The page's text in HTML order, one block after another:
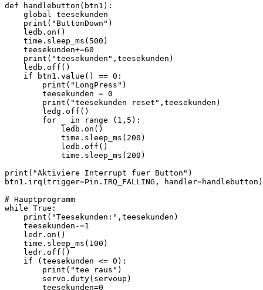
def handlebutton(btn1):
    global teesekunden
    print("ButtonDown")
    ledb.on()
    time.sleep_ms(500)
    teesekunden+=60
    print("teesekunden",teesekunden)
    ledb.off()
    if btn1.value() == 0:
        print("LongPress")
        teesekunden = 0
        print("teesekunden reset",teesekunden)
        ledg.off()
        for _ in range (1,5):
            ledb.on()
            time.sleep_ms(200)
            ledb.off()
            time.sleep_ms(200)
print("Aktiviere Interrupt fuer Button")
btn1.irq(trigger=Pin.IRQ_FALLING, handler=handlebutton)
# Hauptprogramm
while True:
    print("Teesekunden:",teesekunden)
    teesekunden-=1
    ledr.on()
    time.sleep_ms(100)
    ledr.off()
    if (teesekunden <= 0):
        print("tee raus")
        servo.duty(servoup)
        teesekunden=0